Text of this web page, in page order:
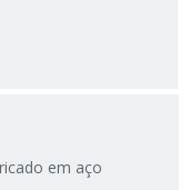
em aço